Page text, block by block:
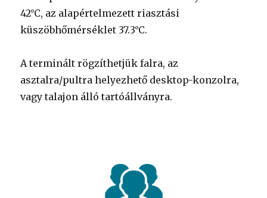
42°C, az alapértelmezett riasztási
küszöbhőmérséklet 37.3°C.
A terminált rögzíthetjük falra, az
asztalra/pultra helyezhető desktop-konzolra,
vagy talajon álló tartóállványra.